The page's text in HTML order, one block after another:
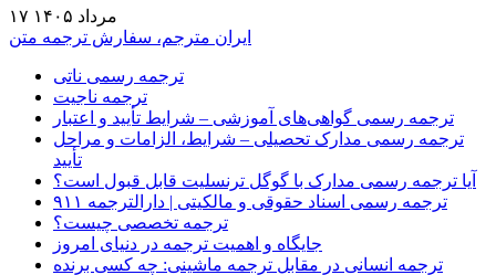
۱۷ مرداد ۱۴۰۵
ایران مترجم، سفارش ترجمه متن
ترجمه رسمی ناتی
ترجمه ناجیت
ترجمه رسمی گواهی‌های آموزشی – شرایط تأیید و اعتبار
ترجمه رسمی مدارک تحصیلی – شرایط، الزامات و مراحل
تأیید
آیا ترجمه رسمی مدارک با گوگل ترنسلیت قابل قبول است؟
ترجمه رسمی اسناد حقوقی و مالکیتی | دارالترجمه ۹۱۱
ترجمه تخصصی چیست؟
جایگاه و اهمیت ترجمه در دنیای امروز
ترجمه انسانی در مقابل ترجمه ماشینی: چه کسی برنده